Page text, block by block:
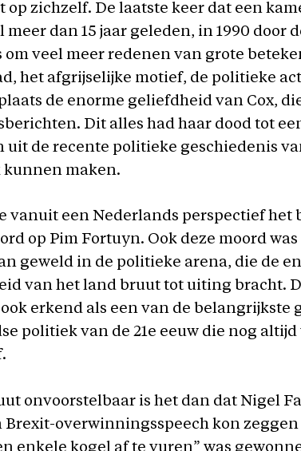
op zichzelf. De laatste keer dat een
meer dan 15 jaar geleden, in 1990 door
om veel meer redenen van grote
het afgrijselijke motief, de politieke
de enorme geliefdheid van Cox,
Dit alles had haar dood tot
uit de recente politieke geschiedenis
maken.
vanuit een Nederlands perspectief het
op Pim Fortuyn. Ook deze moord
geweld in de politieke arena, die de
van het land bruut tot uiting bracht.
erkend als een van de belangrijkste
politiek van de 21e eeuw die nog
onvoorstelbaar is het dan dat Nigel
Brexit-overwinningsspeech kon